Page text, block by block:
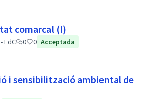
comarcal (I)
EdC 0 0 Acceptada
i sensibilització ambiental de